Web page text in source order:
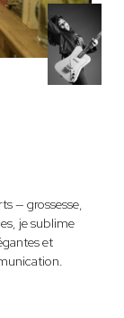
— grossesse,
je sublime
et